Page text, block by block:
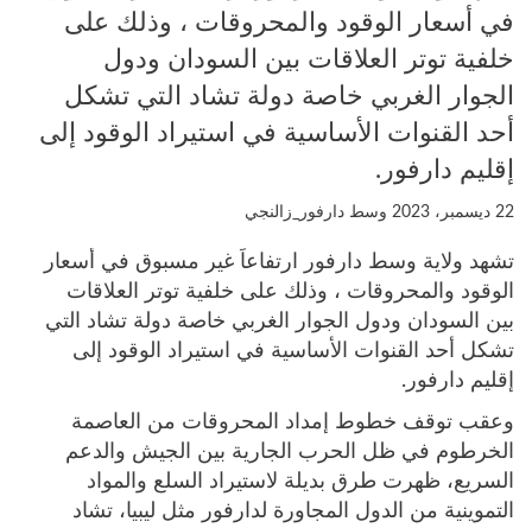
في أسعار الوقود والمحروقات ، وذلك على
خلفية توتر العلاقات بين السودان ودول
الجوار الغربي خاصة دولة تشاد التي تشكل
أحد القنوات الأساسية في استيراد الوقود إلى
إقليم دارفور.
22 ديسمبر، 2023 وسط دارفور_زالنجي
تشهد ولاية وسط دارفور ارتفاعاً غير مسبوق في أسعار
الوقود والمحروقات ، وذلك على خلفية توتر العلاقات
بين السودان ودول الجوار الغربي خاصة دولة تشاد التي
تشكل أحد القنوات الأساسية في استيراد الوقود إلى
إقليم دارفور.
وعقب توقف خطوط إمداد المحروقات من العاصمة
الخرطوم في ظل الحرب الجارية بين الجيش والدعم
السريع، ظهرت طرق بديلة لاستيراد السلع والمواد
التموينية من الدول المجاورة لدارفور مثل ليبيا، تشاد